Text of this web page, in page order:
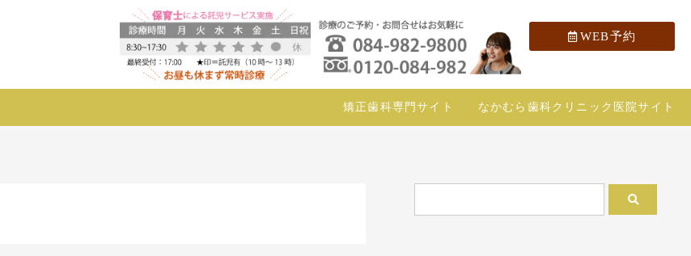
WEB予約
矯正歯科専門サイト なかむら歯科クリニック医院サイト